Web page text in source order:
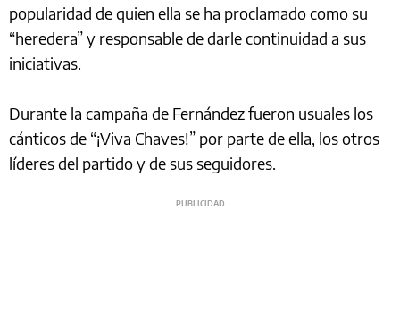
popularidad de quien ella se ha proclamado como su
“heredera” y responsable de darle continuidad a sus
iniciativas.
Durante la campaña de Fernández fueron usuales los
cánticos de “¡Viva Chaves!” por parte de ella, los otros
líderes del partido y de sus seguidores.